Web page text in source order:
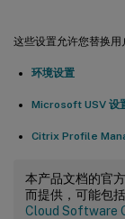
这些设置允许您替换用
环境设置
Microsoft USV 设
Citrix Profile
本产品文档的官
而提供，可能包
Cloud Software